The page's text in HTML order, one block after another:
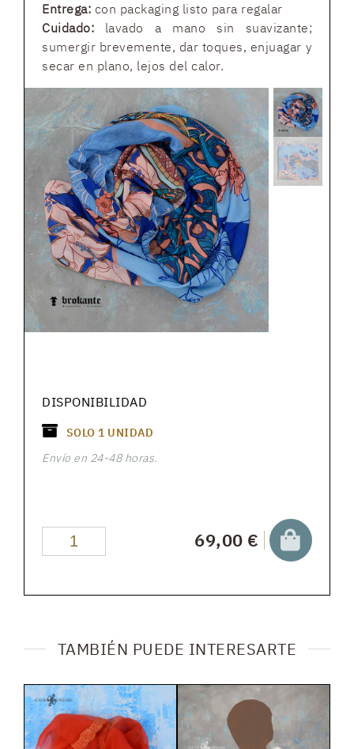
Entrega: con packaging listo para regalar
Cuidado: lavado a mano sin suavizante;
sumergir brevemente, dar toques, enjuagar y
secar en plano, lejos del calor.
DISPONIBILIDAD
SOLO 1 UNIDAD
Envío en 24-48 horas.
69,00 €
TAMBIÉN PUEDE INTERESARTE